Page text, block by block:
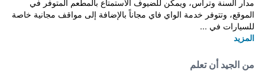
مدار السنة وتراس، ويمكن للضيوف الاستمتاع بالمطعم المتوفر في
الموقع، وتتوفر خدمة الواي فاي مجاناً بالإضافة إلى مواقف مجانية خاصة
للسيارات في ...
المزيد
من الجيد أن تعلم